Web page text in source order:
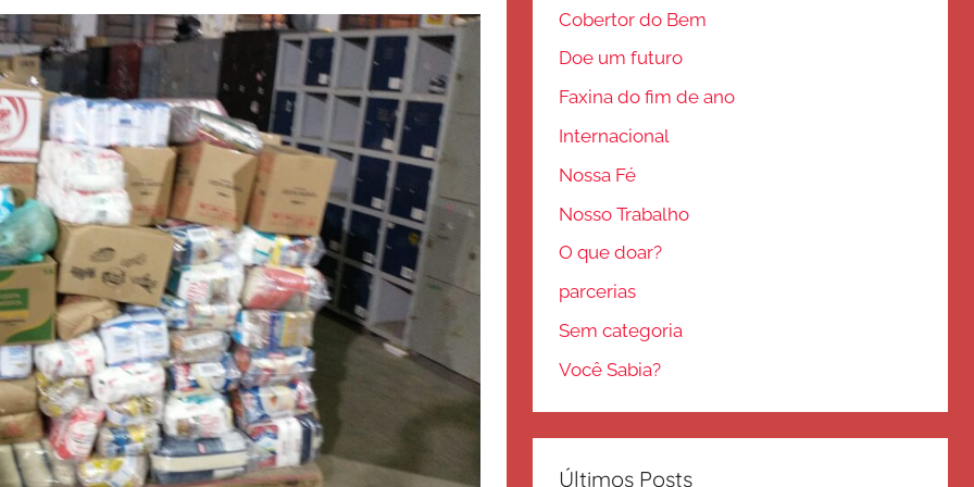
Cobertor do Bem
Doe um futuro
Faxina do fim de ano
Internacional
Nossa Fé
Nosso Trabalho
O que doar?
parcerias
Sem categoria
Você Sabia?
Últimos Posts